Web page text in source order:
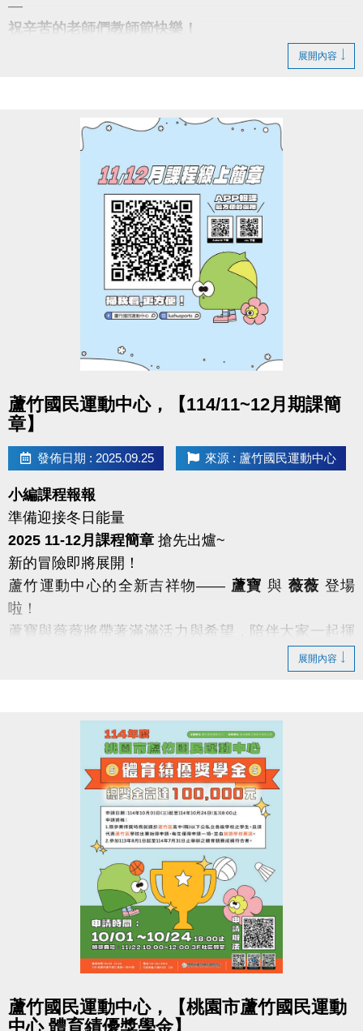
—
祝辛苦的老師們教師節快樂！
若有相關問題歡迎撥打 ☎ 03-2639066 #111 客服部
展開內容
蘆竹國民運動中心，【114/11~12月期課簡
章】
發佈日期 : 2025.09.25 來源 : 蘆竹國民運動中心
小編課程報報
準備迎接冬日能量
2025 11-12月課程簡章 搶先出爐~
新的冒險即將展開！
蘆竹運動中心的全新吉祥物—— 蘆寶 與 薇薇 登場
啦！
蘆寶與薇薇將帶著滿滿活力與希望，陪伴大家一起揮
舊生們享有優先報名的期間，千萬別錯過！
【舊生定義】
報名完整9-10月期課、10月單月課程
且開班成功，無中途退費之學員
10/11-10/31 不分新舊生
APP報名享95折優惠
10/31 前 本期臨櫃報名
．◆* 有 加碼優惠 喔 ◆*．
同一人報名三門以上 → 88折優惠
跟著蘆寶與薇薇，暖暖過冬一起動！
展開內容
蘆竹國民運動中心，【桃園市蘆竹國民運動
中心 體育績優獎學金】